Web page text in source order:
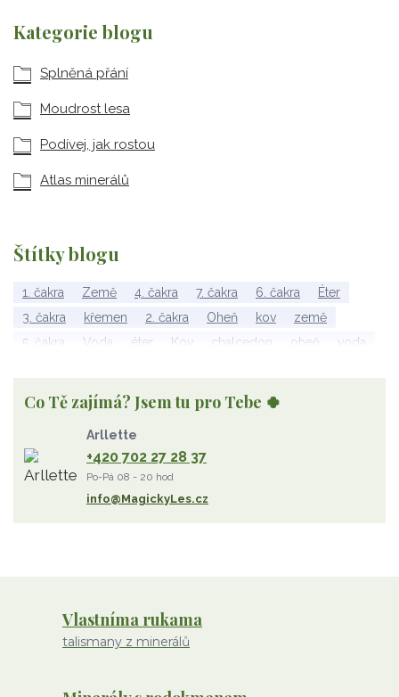
Kategorie blogu
Splněná přání
Moudrost lesa
Podívej, jak rostou
Atlas minerálů
Štítky blogu
1. čakra Země 4. čakra 7. čakra 6. čakra
Éter
3. čakra
křemen 2. čakra Oheň kov
země
5. čakra
Voda éter Kov chalcedon oheň
voda
Wu Xing
apatit
diamant
olivín
želva jahodový křemen
rodochrozit
červený achát
Co Tě zajímá? Jsem tu pro Tebe 🍀
Arllette
+420 702 27 28 37
Po-Pá 08 - 20 hod
info@MagickyLes.cz
Vlastníma rukama
talismany z minerálů